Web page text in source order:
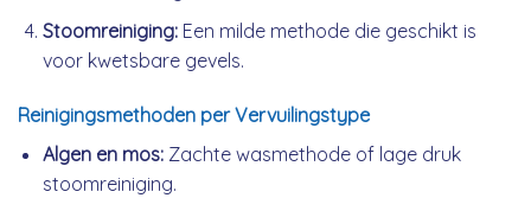
Stoomreiniging:Een milde methode die geschikt is
voor kwetsbare gevels.
Reinigingsmethoden per Vervuilingstype
Algen en mos:Zachte wasmethode of lage druk
stoomreiniging.